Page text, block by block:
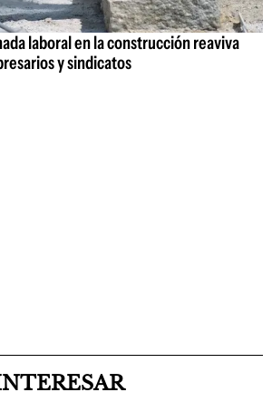
laboral en la construcción reaviva
y sindicatos